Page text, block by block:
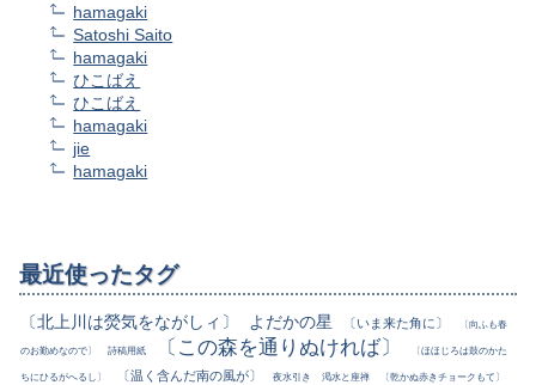
hamagaki
Satoshi Saito
hamagaki
ひこばえ
ひこばえ
hamagaki
jie
hamagaki
最近使ったタグ
〔北上川は熒気をながしィ〕 よだかの星 〔いま来た角に〕 〔向ふも春
のお勤めなので〕 詩稿用紙 〔この森を通りぬければ〕 〔ほほじろは鼓のかた
ちにひるがへるし〕 〔温く含んだ南の風が〕 夜水引き 渇水と座禅 〔乾かぬ赤きチョークもて〕